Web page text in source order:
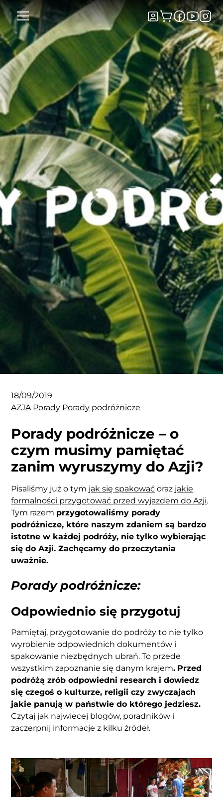
18/09/2019
AZJA Porady Porady podróżnicze
Porady podróżnicze – o
czym musimy pamiętać
zanim wyruszymy do Azji?
Pisaliśmy już o tym jak się spakować oraz jakie
formalności przygotować przed wyjazdem do Azji.
Tym razem przygotowaliśmy porady
podróżnicze, które naszym zdaniem są bardzo
istotne w każdej podróży, nie tylko wybierając
się do Azji. Zachęcamy do przeczytania
uważnie.
Porady podróżnicze:
Odpowiednio się przygotuj
Pamiętaj, przygotowanie do podróży to nie tylko
wyrobienie odpowiednich dokumentów i
spakowanie niezbędnych ubrań. To przede
wszystkim zapoznanie się danym krajem. Przed
podróżą zrób odpowiedni researchi dowiedz
się czegoś o kulturze, religii czy zwyczajach
jakie panują w państwie do którego jedziesz.
Czytaj jak najwiecej blogów, poradników i
zaczerpnij informacje z kilku źródeł.